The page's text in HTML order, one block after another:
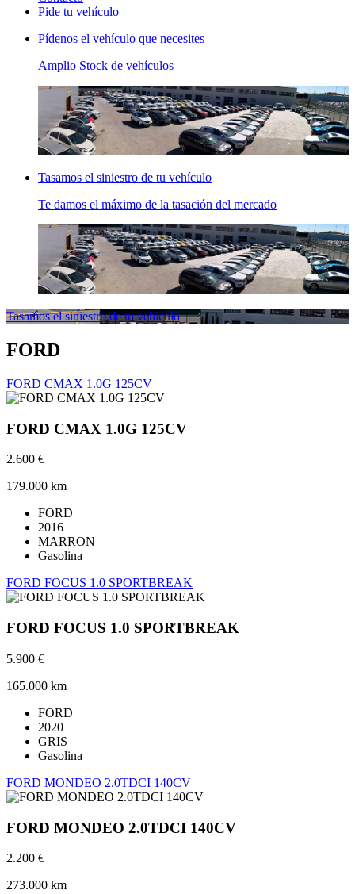
Pide tu vehículo
Pídenos el vehículo que necesites
Amplio Stock de vehículos
Tasamos el siniestro de tu vehículo
Te damos el máximo de la tasación del mercado
Tasamos el siniestro de tu vehículo
FORD
FORD CMAX 1.0G 125CV
FORD CMAX 1.0G 125CV
2.600 €
179.000 km
FORD
2016
MARRON
Gasolina
FORD FOCUS 1.0 SPORTBREAK
FORD FOCUS 1.0 SPORTBREAK
5.900 €
165.000 km
FORD
2020
GRIS
Gasolina
FORD MONDEO 2.0TDCI 140CV
FORD MONDEO 2.0TDCI 140CV
2.200 €
273.000 km